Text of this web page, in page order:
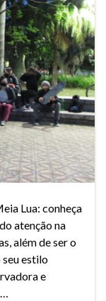
Lua: conheça
atenção na
além de ser o
estilo
e